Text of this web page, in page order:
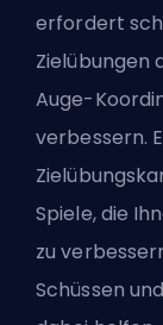
erfordert
Zielübungen
Auge-
verbessern.
Spiele, die
zu
Schüssen